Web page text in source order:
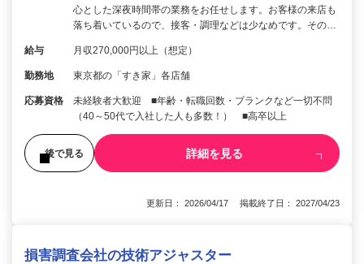
心とした深夜時間帯の業務をお任せします。お客様の来店も
落ち着いているので、接客・調理などは少なめです。その…
給与 月収270,000円以上（想定）
勤務地 東京都の「すき家」各店舗
応募資格
未経験者大歓迎 ■年齢・転職回数・ブランクなど一切不問
（40～50代で入社した人も多数！） ■高卒以上
後で見る 詳細を見る
更新日： 2026/04/17 掲載終了日： 2027/04/23
損害調査会社の技術アジャスター